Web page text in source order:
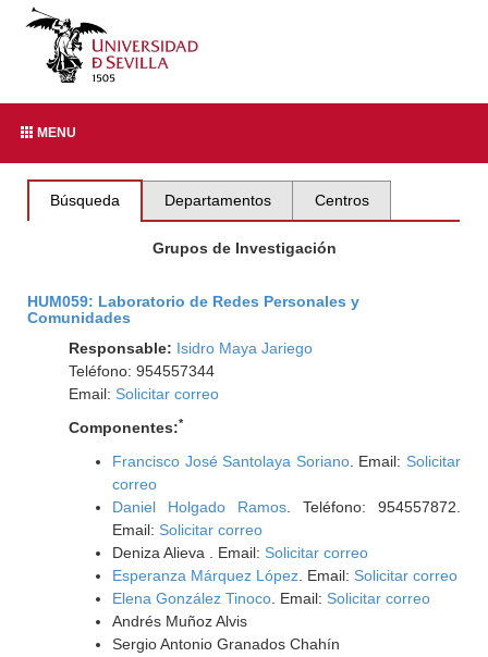
MENU
Búsqueda Departamentos Centros
Grupos de Investigación
HUM059: Laboratorio de Redes Personales y
Comunidades
Responsable: Isidro Maya Jariego
Teléfono: 954557344
Email: Solicitar correo
Componentes:*
Francisco José Santolaya Soriano. Email: Solicitar
correo
Daniel Holgado Ramos. Teléfono: 954557872.
Email: Solicitar correo
Deniza Alieva . Email: Solicitar correo
Esperanza Márquez López. Email: Solicitar correo
Elena González Tinoco. Email: Solicitar correo
Andrés Muñoz Alvis
Sergio Antonio Granados Chahín